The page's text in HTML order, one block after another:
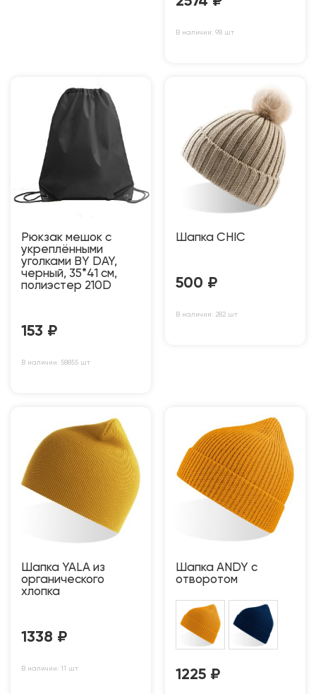
В наличии: 98 шт
Рюкзак мешок с
укреплёнными
уголками BY DAY,
черный, 35*41 см,
полиэстер 210D
153 ₽
В наличии: 58855 шт
Шапка CHIC
500 ₽
В наличии: 282 шт
Шапка YALA из
органического
хлопка
1338 ₽
В наличии: 11 шт
Шапка ANDY с
отворотом
1225 ₽